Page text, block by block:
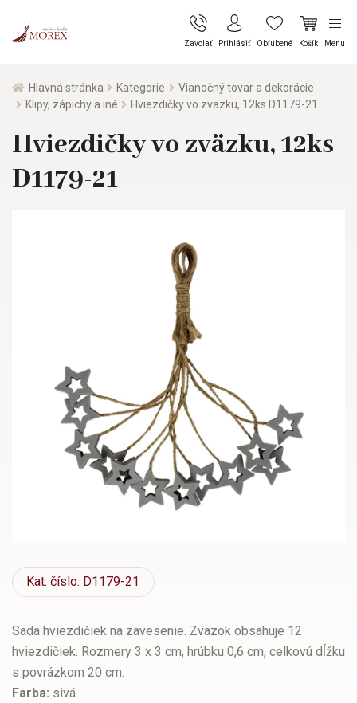
Zavolať Prihlásiť Obľúbené Košík Menu
Hlavná stránka Kategorie
Vianočný tovar a dekorácie
Klipy, zápichy a iné
Hviezdičky vo zväzku, 12ks D1179-21
Hviezdičky vo zväzku, 12ks
D1179-21
Kat. číslo: D1179-21
Sada hviezdičiek na zavesenie. Zväzok obsahuje 12
hviezdičiek. Rozmery 3 x 3 cm, hrúbku 0,6 cm, celkovú dĺžku
s povrázkom 20 cm.
Farba: sivá.